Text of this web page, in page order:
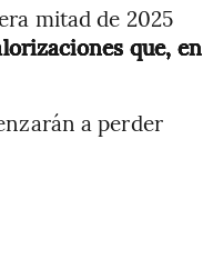
mitad de 2025
que, en
a perder